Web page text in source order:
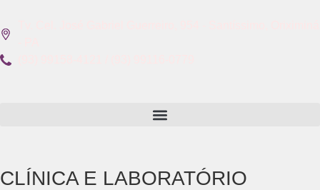
CLÍNICA E LABORATÓRIO